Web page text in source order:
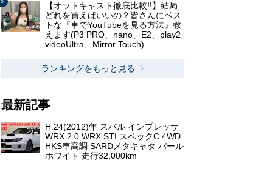
【オットキャスト徹底比較!!】結局
どれを買えばいいの？皆さんにベス
トな『車でYouTubeを見る方法』教
えます(P3 PRO、nano、E2、play2
videoUltra、Mirror Touch)
ランキングをもっと見る
最新記事
H.24(2012)年 スバル インプレッサ
WRX 2.0 WRX STI スペックC 4WD
HKS車高調 SARDメタキャタ パール
ホワイト 走行32,000km